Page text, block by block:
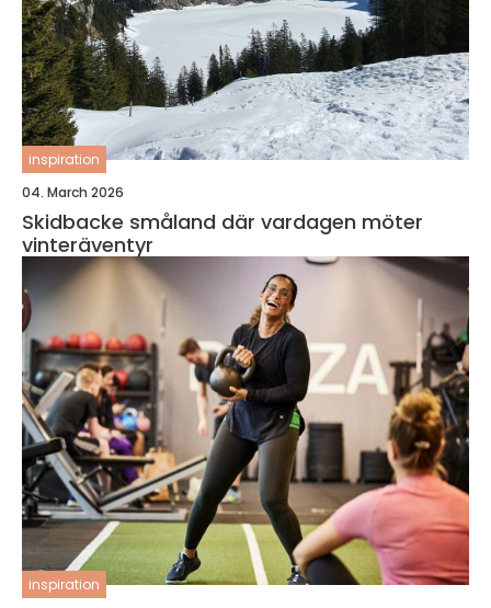
inspiration
04. March 2026
Skidbacke småland där vardagen möter
vinteräventyr
inspiration